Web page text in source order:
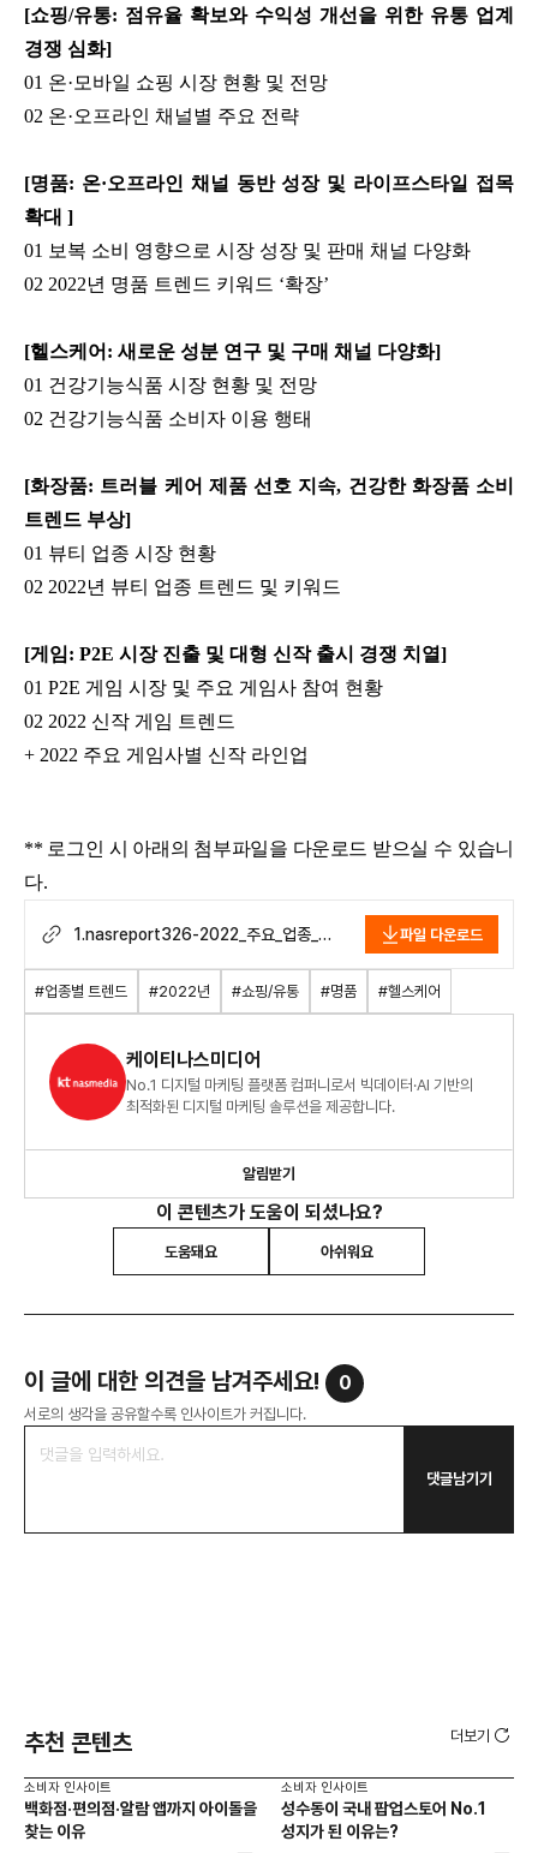
[쇼핑/유통: 점유율 확보와 수익성 개선을 위한 유통 업계
경쟁 심화]
01 온·모바일 쇼핑 시장 현황 및 전망
02 온·오프라인 채널별 주요 전략
[명품: 온·오프라인 채널 동반 성장 및 라이프스타일 접목
확대 ]
01 보복 소비 영향으로 시장 성장 및 판매 채널 다양화
02 2022년 명품 트렌드 키워드 ‘확장’
[헬스케어: 새로운 성분 연구 및 구매 채널 다양화]
01 건강기능식품 시장 현황 및 전망
02 건강기능식품 소비자 이용 행태
[화장품: 트러블 케어 제품 선호 지속, 건강한 화장품 소비
트렌드 부상]
01 뷰티 업종 시장 현황
02 2022년 뷰티 업종 트렌드 및 키워드
[게임: P2E 시장 진출 및 대형 신작 출시 경쟁 치열]
01 P2E 게임 시장 및 주요 게임사 참여 현황
02 2022 신작 게임 트렌드
+ 2022 주요 게임사별 신작 라인업
** 로그인 시 아래의 첨부파일을 다운로드 받으실 수 있습니
다.
1.nasreport326-2022_주요_업종_
파일 다운로드
#업종별 트렌드 #2022년 #쇼핑/유통 #명품 #헬스케어
케이티나스미디어
No.1 디지털 마케팅 플랫폼 컴퍼니로서 빅데이터·AI 기반의
최적화된 디지털 마케팅 솔루션을 제공합니다.
알림받기
이 콘텐츠가 도움이 되셨나요?
도움돼요 아쉬워요
이 글에 대한 의견을 남겨주세요! 0
서로의 생각을 공유할수록 인사이트가 커집니다.
댓글남기기
추천 콘텐츠 더보기
소비자 인사이트
백화점·편의점·알람 앱까지 아이돌을
찾는 이유
소비자 인사이트
성수동이 국내 팝업스토어 No.1
성지가 된 이유는?